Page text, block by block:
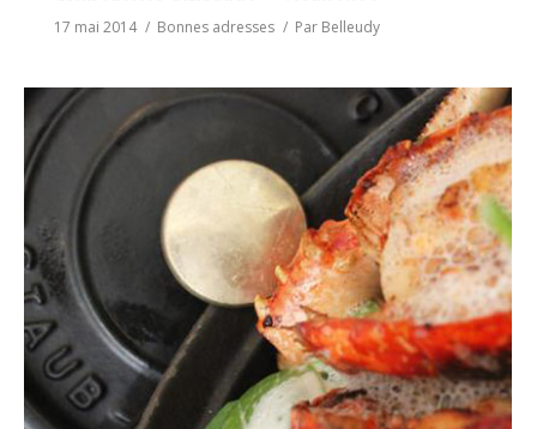
17 mai 2014 Bonnes adresses Par Belleudy